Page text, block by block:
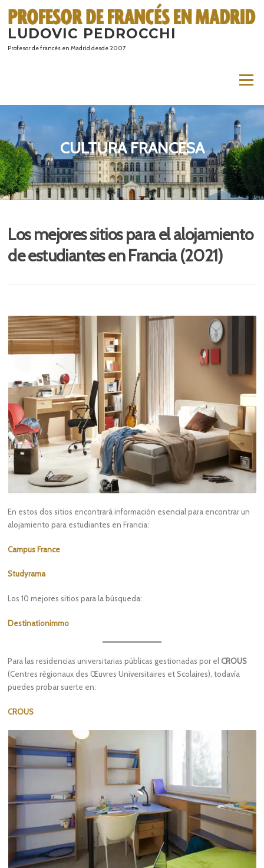
contenido
LUDOVIC PEDROCCHI
Profesor de francés en Madrid desde 2007
Menú
CULTURA FRANCESA
Los mejores sitios para el alojamiento
de estudiantes en Francia (2021)
En estos dos sitios encontrará información esencial para encontrar un
alojamiento para estudiantes en Francia:
Campus France
Studyrama
Los 10 mejores sitios para la búsqueda:
Destinationimmo
Para las residencias universitarias públicas gestionadas por el CROUS
(Centres régionaux des Œuvres Universitaires et Scolaires), todavía
puedes probar suerte en:
CROUS